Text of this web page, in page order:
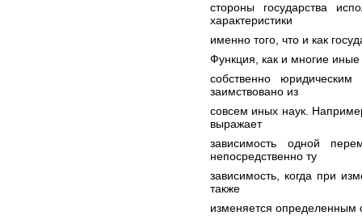
стороны государства
характеристики
именно того, что и как
Функция, как и многие
собственно
заимствовано из
совсем иных наук.
выражает
зависимость одной
непосредственно ту
зависимость, когда при
также
изменяется определенным